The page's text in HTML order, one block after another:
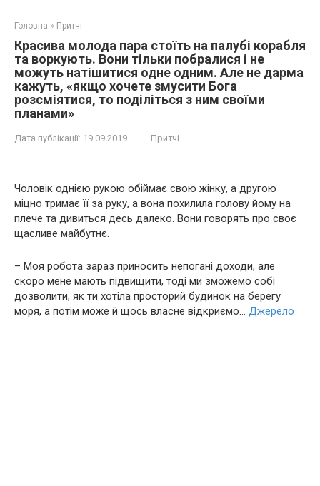
Головна » Притчі
Красива молода пара стоїть на палубі корабля
та воркують. Вони тільки побралися і не
можуть натішитися одне одним. Але не дарма
кажуть, «якщо хочете змусити Бога
розсміятися, то поділіться з ним своїми
планами»
Дата публікації: 19.09.2019 Притчі
Чоловік однією рукою обіймає свою жінку, а другою
міцно тримає її за руку, а вона похилила голову йому на
плече та дивиться десь далеко. Вони говорять про своє
щасливе майбутнє.
– Моя робота зараз приносить непогані доходи, але
скоро мене мають підвищити, тоді ми зможемо собі
дозволити, як ти хотіла просторий будинок на берегу
моря, а потім може й щось власне відкриємо… Джерело